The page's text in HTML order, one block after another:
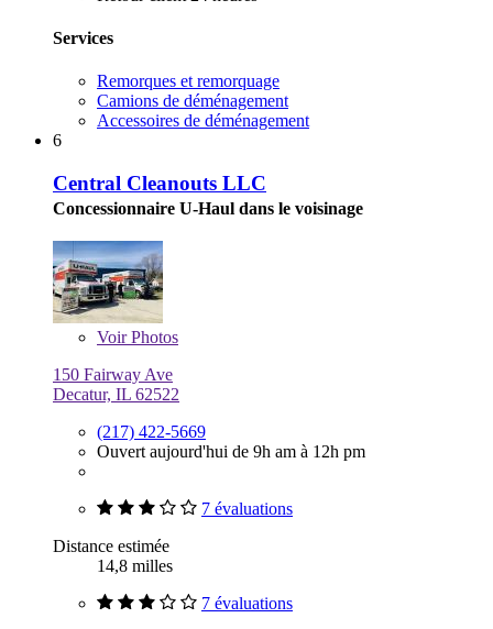
Services
Remorques et remorquage
Camions de déménagement
Accessoires de déménagement
6
Central Cleanouts LLC
Concessionnaire U-Haul dans le voisinage
VoirPhotos
150 Fairway Ave
Decatur, IL 62522
(217) 422-5669
Ouvert aujourd'hui de 9h am à 12h pm
7 évaluations
Distance estimée
14,8 milles
7 évaluations